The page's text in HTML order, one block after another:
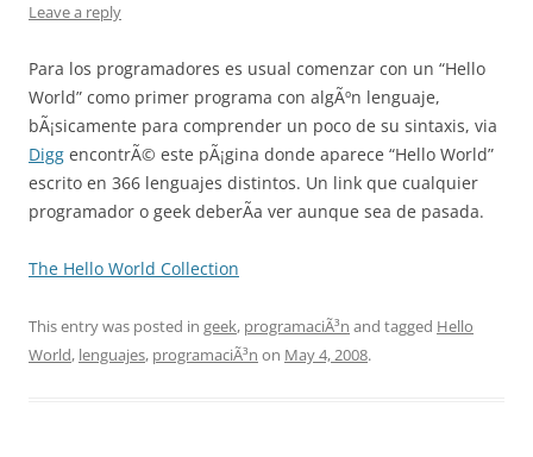
Leave a reply
Para los programadores es usual comenzar con un “Hello
World” como primer programa con algÃºn lenguaje,
bÃ¡sicamente para comprender un poco de su sintaxis, via
Digg encontrÃ© este pÃ¡gina donde aparece “Hello World”
escrito en 366 lenguajes distintos. Un link que cualquier
programador o geek deberÃ­a ver aunque sea de pasada.
The Hello World Collection
This entry was posted in geek, programaciÃ³n and tagged Hello
World, lenguajes, programaciÃ³n on May 4, 2008.